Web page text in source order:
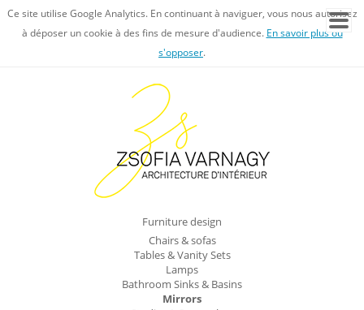
Ce site utilise Google Analytics. En continuant à naviguer, vous nous autorisez
à déposer un cookie à des fins de mesure d'audience. En savoir plus ou
s'opposer.
Furniture design
Chairs & sofas
Tables & Vanity Sets
Lamps
Bathroom Sinks & Basins
Mirrors